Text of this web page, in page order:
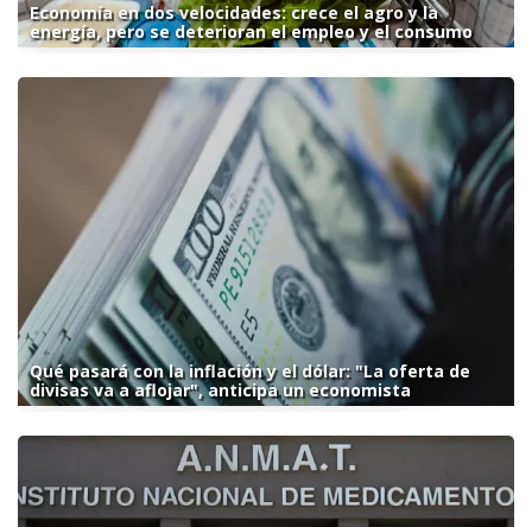
Economía en dos velocidades: crece el agro y la
energía, pero se deterioran el empleo y el consumo
Qué pasará con la inflación y el dólar: "La oferta de
divisas va a aflojar", anticipa un economista